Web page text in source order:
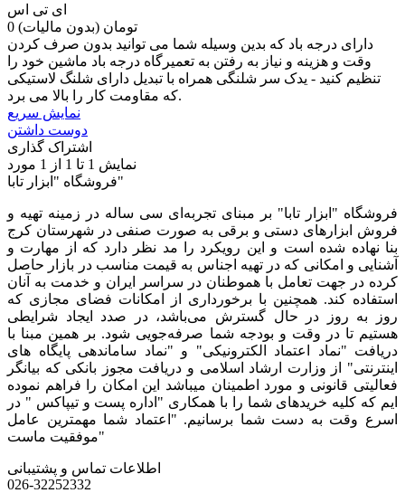
ای تی اس
0 تومان (بدون مالیات)
دارای درجه باد که بدین وسیله شما می توانید بدون صرف کردن
وقت و هزینه و نیاز به رفتن به تعمیرگاه درجه باد ماشین خود را
تنظیم کنید - یدک سر شلنگی همراه با تبدیل دارای شلنگ لاستیکی
که مقاومت کار را بالا می برد.
نمایش سریع
دوست داشتن
اشتراک گذاری
نمایش 1 تا 1 از 1 مورد
فروشگاه "ابزار تابا"
فروشگاه "ابزار تابا" بر مبنای تجربه‌ای سی ساله در زمینه تهیه و
فروش ابزارهای دستی و برقی به صورت صنفی در شهرستان کرج
بنا نهاده شده است و این رویکرد را مد نظر دارد که از مهارت و
آشنایی و امکانی که در تهیه اجناس به قیمت مناسب در بازار حاصل
کرده در جهت تعامل با هموطنان در سراسر ایران و خدمت به آنان
استفاده کند. همچنین با برخورداری از امکانات فضای مجازی که
روز به روز در حال گسترش می‌باشد، در صدد ایجاد شرایطی
هستیم تا در وقت و بودجه شما صرفه‌جویی شود. بر همین مبنا با
دریافت "نماد اعتماد الکترونیکی" و "نماد ساماندهی پایگاه های
اینترنتی" از وزارت ارشاد اسلامی و دریافت مجوز بانکی که بیانگر
فعالیتی قانونی و مورد اطمینان میباشد این امکان را فراهم نموده
ایم که کلیه خریدهای شما را با همکاری "اداره پست و تیپاکس " در
اسرع وقت به دست شما برسانیم. "اعتماد شما مهمترین عامل
موفقیت ماست"
اطلاعات تماس و پشتیبانی
026-32252332